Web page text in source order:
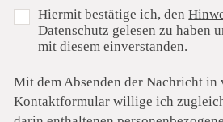
Hiermit bestätige ich, den
Datenschutz gelesen zu haben
mit diesem einverstanden.
Mit dem Absenden der Nachricht in
Kontaktformular willige ich